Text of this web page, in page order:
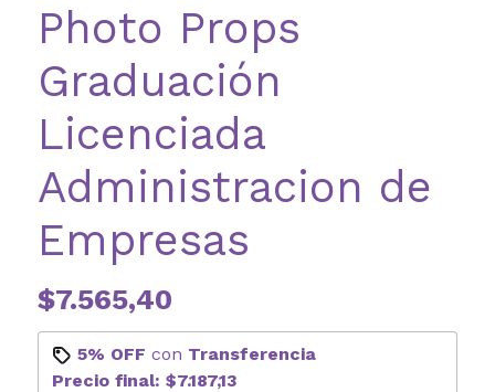
Photo Props
Graduación
Licenciada
Administracion de
Empresas
$7.565,40
5% OFF con Transferencia
Precio final: $7.187,13